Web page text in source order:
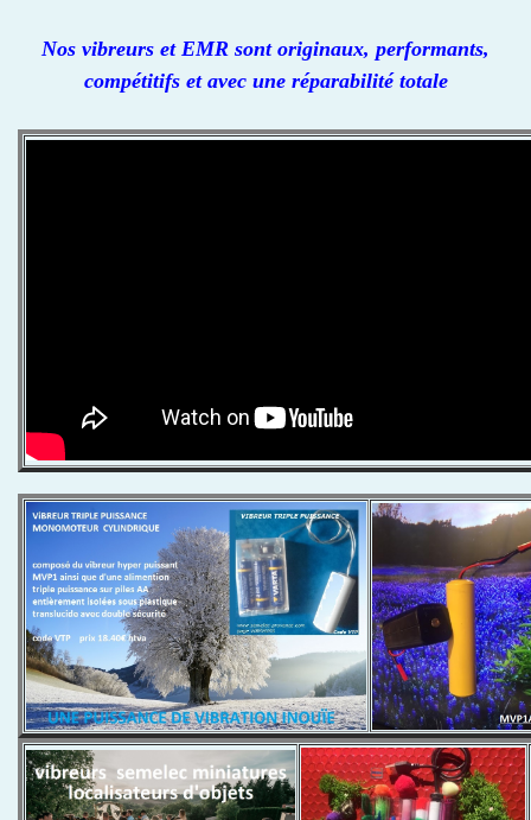
Nos vibreurs et EMR sont originaux, performants,
compétitifs et avec une réparabilité totale